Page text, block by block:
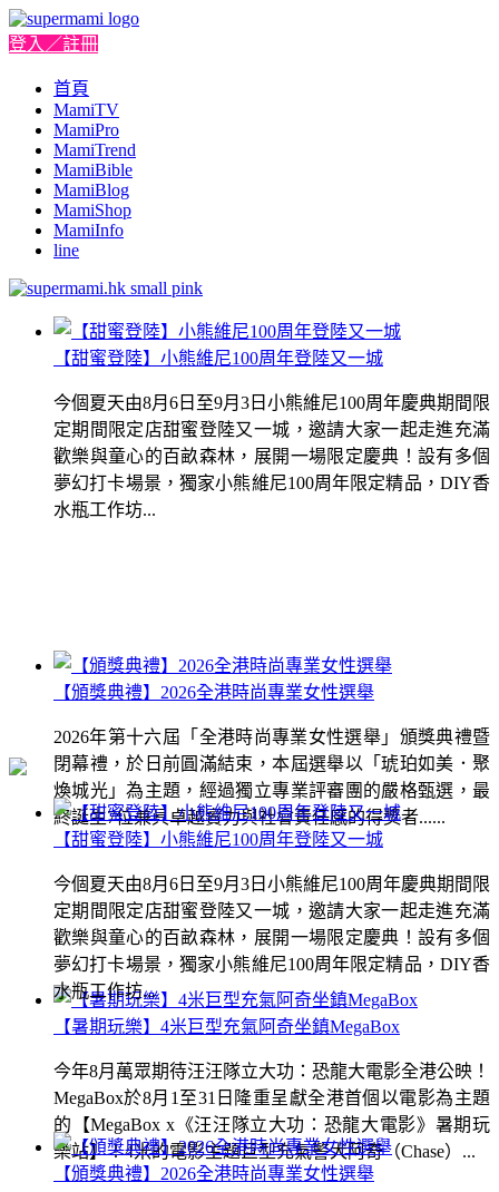
登入／註冊
首頁
MamiTV
MamiPro
MamiTrend
MamiBible
MamiBlog
MamiShop
MamiInfo
line
【甜蜜登陸】小熊維尼100周年登陸又一城
今個夏天由8月6日至9月3日小熊維尼100周年慶典期間限
定期間限定店甜蜜登陸又一城，邀請大家一起走進充滿
歡樂與童心的百畝森林，展開一場限定慶典！設有多個
夢幻打卡場景，獨家小熊維尼100周年限定精品，DIY香
水瓶工作坊...
【頒獎典禮】2026全港時尚專業女性選舉
2026年第十六屆「全港時尚專業女性選舉」頒獎典禮暨
閉幕禮，於日前圓滿結束，本屆選舉以「琥珀如美．聚
煥城光」為主題，經過獨立專業評審團的嚴格甄選，最
終誕生7位兼具卓越實力與社會責任感的得獎者......
【暑期玩樂】4米巨型充氣阿奇坐鎮MegaBox
今年8月萬眾期待汪汪隊立大功：恐龍大電影全港公映！
MegaBox於8月1至31日隆重呈獻全港首個以電影為主題
的【MegaBox x《汪汪隊立大功：恐龍大電影》暑期玩
樂站】！4米的電影主題巨型充氣警犬阿奇（Chase）...
【甜蜜登陸】小熊維尼100周年登陸又一城
今個夏天由8月6日至9月3日小熊維尼100周年慶典期間限
定期間限定店甜蜜登陸又一城，邀請大家一起走進充滿
歡樂與童心的百畝森林，展開一場限定慶典！設有多個
夢幻打卡場景，獨家小熊維尼100周年限定精品，DIY香
水瓶工作坊...
【頒獎典禮】2026全港時尚專業女性選舉